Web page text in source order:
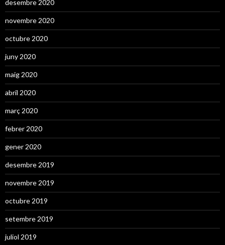
desembre 2020
novembre 2020
octubre 2020
juny 2020
maig 2020
abril 2020
març 2020
febrer 2020
gener 2020
desembre 2019
novembre 2019
octubre 2019
setembre 2019
juliol 2019